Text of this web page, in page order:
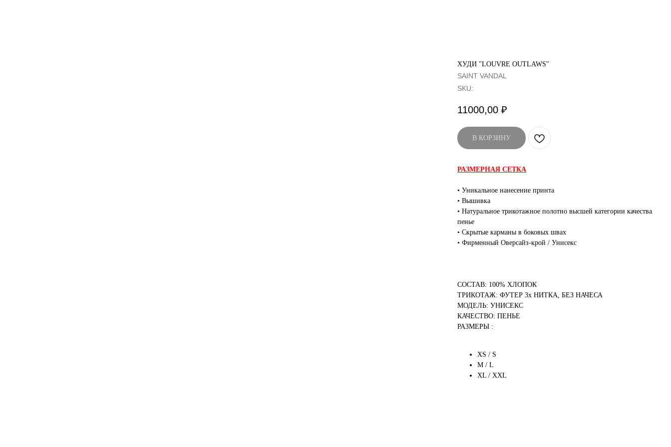
ХУДИ "LOUVRE OUTLAWS"
SAINT VANDAL
SKU:
11000,00 ₽
В КОРЗИНУ
РАЗМЕРНАЯ СЕТКА
• Уникальное нанесение принта
• Вышивка
• Натуральное трикотажное полотно высшей категории качества
пенье
• Скрытые карманы в боковых швах
• Фирменный Оверсайз-крой / Унисекс
СОСТАВ: 100% ХЛОПОК
ТРИКОТАЖ: ФУТЕР 3х НИТКА, БЕЗ НАЧЕСА
МОДЕЛЬ: УНИСЕКС
КАЧЕСТВО: ПЕНЬЕ
РАЗМЕРЫ :
XS / S
M / L
XL / XXL